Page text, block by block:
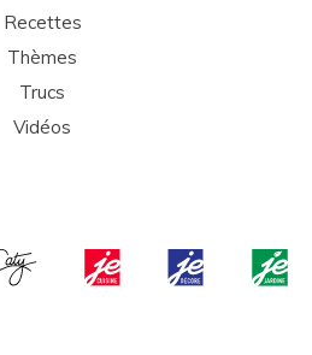
Recettes
Thèmes
Trucs
Vidéos